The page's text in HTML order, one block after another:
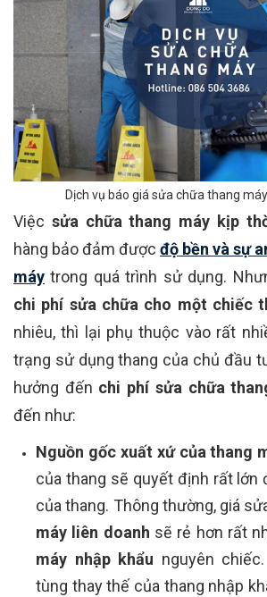
Dịch vụ báo giá sửa chữa thang
Việc sửa chữa thang máy kịp
hàng bảo đảm được độ bền và sự
máy trong quá trình sử dụng.
chi phí sửa chữa cho một chiếc
nhiêu, thì lại phụ thuộc vào rất
trạng sử dụng thang của chủ đầu
hưởng đến chi phí sửa chữa
đến như:
Nguồn gốc xuất xứ của thang
của thang sẽ quyết định rất lớn
của thang. Thông thường, giá
máy liên doanh sẽ rẻ hơn rất
máy nhập khẩu nguyên
tùng thay thế của thang nhập